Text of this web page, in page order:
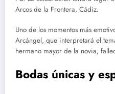
Arcos de la Frontera, Cádiz.
Uno de los momentos más
Arcángel, que interpretará el
hermano mayor de la novia,
Bodas únicas y